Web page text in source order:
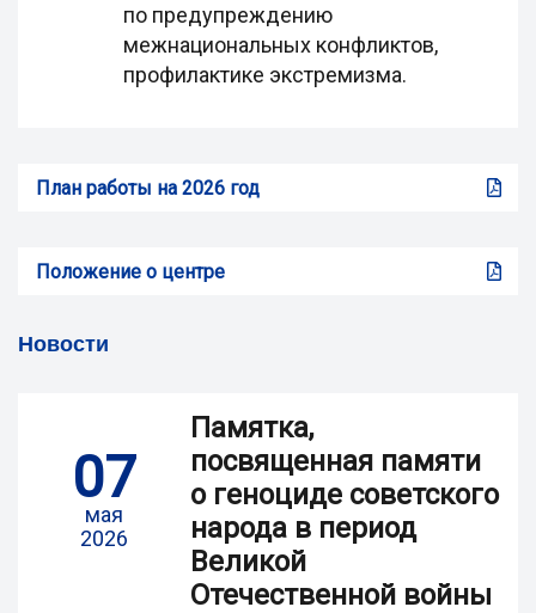
по предупреждению
межнациональных конфликтов,
профилактике экстремизма.
План работы на 2026 год
Положение о центре
Новости
07
мая
2026
Памятка,
посвященная памяти
о геноциде советского
народа в период
Великой
Отечественной войны